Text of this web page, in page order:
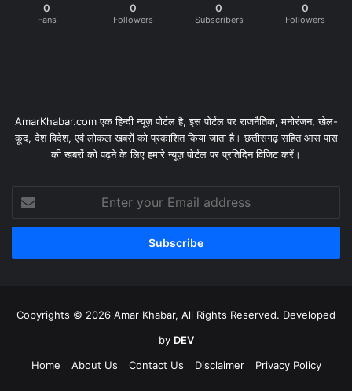
0
Fans
0
Followers
0
Subscribers
0
Followers
AmarKhabar.com एक हिन्दी न्यूज़ पोर्टल है, इस पोर्टल पर राजनैतिक, मनोरंजन, खेल-
कूद, देश विदेश, एवं लोकल खबरों को प्रकाशित किया जाता है। छत्तीसगढ़ सहित आस पास
की खबरों को पढ़ने के लिए हमारे न्यूज़ पोर्टल पर प्रतिदिन विजिट करें।
your
Email
Copyrights © 2026 Amar Khabar, All Rights Reserved. Developed
by DEV
Home
About Us Contact Us Disclaimer Privacy Policy